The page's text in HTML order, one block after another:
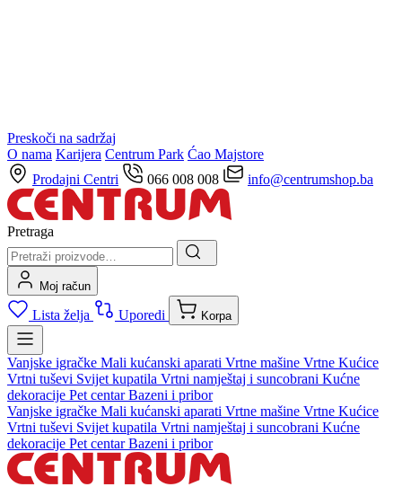
Preskoči na sadržaj
O nama Karijera Centrum Park Ćao Majstore
Prodajni Centri
066 008 008 info@centrumshop.ba
Pretraga
Moj račun
Lista želja Uporedi Korpa
Vanjske igračke Mali kućanski aparati Vrtne mašine Vrtne Kućice
Vrtni tuševi Svijet kupatila Vrtni namještaj i suncobrani Kućne
dekoracije Pet centarBazeni i pribor
Vanjske igračke Mali kućanski aparati Vrtne mašine Vrtne Kućice
Vrtni tuševi Svijet kupatila Vrtni namještaj i suncobrani Kućne
dekoracije Pet centarBazeni i pribor